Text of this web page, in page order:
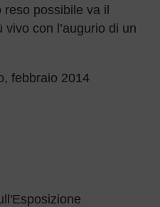
reso possibile va il
con l’augurio di un
febbraio 2014